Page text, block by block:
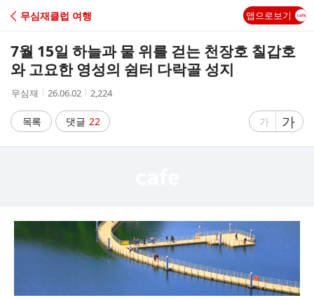
C
A
무심재클럽 여행 앱으로보기
7월 15일 하늘과 물 위를 걷는 천장호 칠갑호
와 고요한 영성의 쉼터 다락골 성지
작
자
무심재
작
시
간
26.06.02
조
수
2,224
목록 댓글 22
글
게
가
글
자
게
가